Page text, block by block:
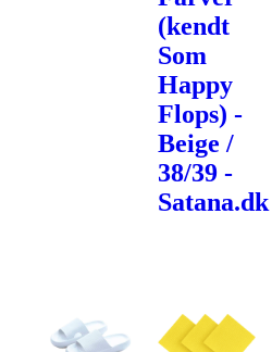
(kendt
Som
Happy
Flops) -
Beige /
38/39 -
Satana.dk